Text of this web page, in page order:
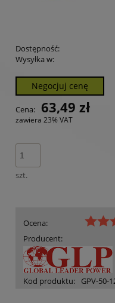
Dostępność:
Wysyłka w:
Negocjuj cenę
Cena: 63,49 zł
zawiera 23% VAT
szt.
Ocena:
Producent:
Kod produktu: GPV-50-